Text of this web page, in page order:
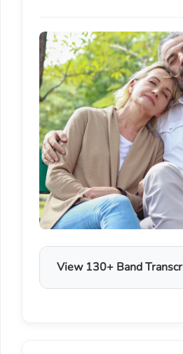
View 130+ Band